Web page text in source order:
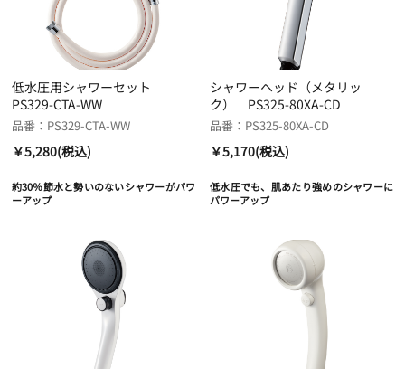
低水圧用シャワーセット
PS329-CTA-WW
品番：PS329-CTA-WW
￥5,280(税込)
約30％節水と勢いのないシャワーがパワ
ーアップ
シャワーヘッド（メタリッ
ク） PS325-80XA-CD
品番：PS325-80XA-CD
￥5,170(税込)
低水圧でも、肌あたり強めのシャワーに
パワーアップ